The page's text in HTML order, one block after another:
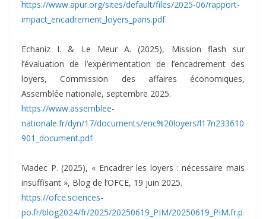
https://www.apur.org/sites/default/files/2025-06/rapport-
impact_encadrement_loyers_paris.pdf
Echaniz I. & Le Meur A. (2025), Mission flash sur
l’évaluation de l’expérimentation de l’encadrement des
loyers, Commission des affaires économiques,
Assemblée nationale, septembre 2025.
https://www.assemblee-
nationale.fr/dyn/17/documents/enc%20loyers/l17n233610
901_document.pdf
Madec P. (2025), « Encadrer les loyers : nécessaire mais
insuffisant », Blog de l’OFCE, 19 juin 2025.
https://ofce.sciences-
po.fr/blog2024/fr/2025/20250619_PIM/20250619_PIM.fr.p